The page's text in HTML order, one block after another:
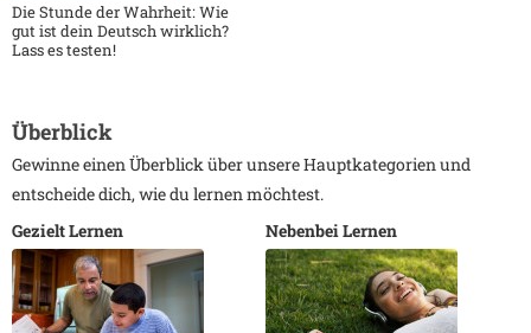
Die Stunde der Wahrheit: Wie
gut ist dein Deutsch wirklich?
Lass es testen!
Überblick
Gewinne einen Überblick über unsere Hauptkategorien und
entscheide dich, wie du lernen möchtest.
Gezielt Lernen
Nebenbei Lernen